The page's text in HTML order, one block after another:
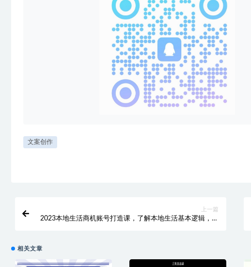
文案创作
上一篇
2023本地生活商机账号打造课，​了解本地生活基本逻辑，爆
相关文章